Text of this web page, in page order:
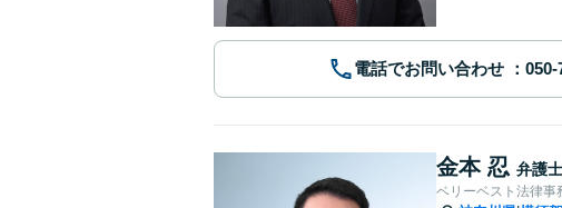
電話でお問い合わせ
金本 忍 弁護士
ベリーベスト法律事